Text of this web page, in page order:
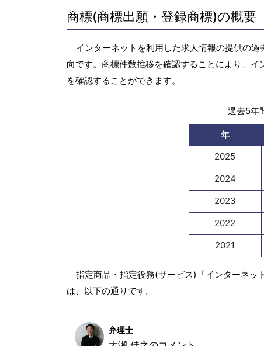
商標(商標出願・登録商標)の概要
インターネットを利用した求人情報の提供の
向です。商標件数推移を確認することにより、
を確認することができます。
過去5年
年
2025
2024
2023
2022
2021
指定商品・指定役務(サービス)「インターネ
は、以下の通りです。
弁理士